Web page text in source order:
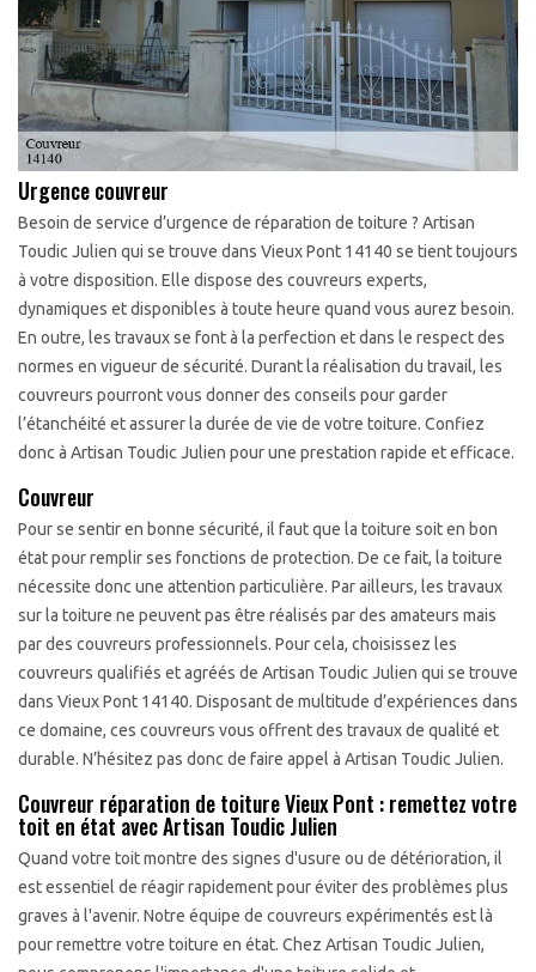
Urgence couvreur
Besoin de service d’urgence de réparation de toiture ? Artisan
Toudic Julien qui se trouve dans Vieux Pont 14140 se tient toujours
à votre disposition. Elle dispose des couvreurs experts,
dynamiques et disponibles à toute heure quand vous aurez besoin.
En outre, les travaux se font à la perfection et dans le respect des
normes en vigueur de sécurité. Durant la réalisation du travail, les
couvreurs pourront vous donner des conseils pour garder
l’étanchéité et assurer la durée de vie de votre toiture. Confiez
donc à Artisan Toudic Julien pour une prestation rapide et efficace.
Couvreur
Pour se sentir en bonne sécurité, il faut que la toiture soit en bon
état pour remplir ses fonctions de protection. De ce fait, la toiture
nécessite donc une attention particulière. Par ailleurs, les travaux
sur la toiture ne peuvent pas être réalisés par des amateurs mais
par des couvreurs professionnels. Pour cela, choisissez les
couvreurs qualifiés et agréés de Artisan Toudic Julien qui se trouve
dans Vieux Pont 14140. Disposant de multitude d’expériences dans
ce domaine, ces couvreurs vous offrent des travaux de qualité et
durable. N’hésitez pas donc de faire appel à Artisan Toudic Julien.
Couvreur réparation de toiture Vieux Pont : remettez votre
toit en état avec Artisan Toudic Julien
Quand votre toit montre des signes d'usure ou de détérioration, il
est essentiel de réagir rapidement pour éviter des problèmes plus
graves à l'avenir. Notre équipe de couvreurs expérimentés est là
pour remettre votre toiture en état. Chez Artisan Toudic Julien,